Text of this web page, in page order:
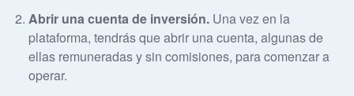
Abrir una cuenta de inversión. Una vez en la
plataforma, tendrás que abrir una cuenta, algunas de
ellas remuneradas y sin comisiones, para comenzar a
operar.